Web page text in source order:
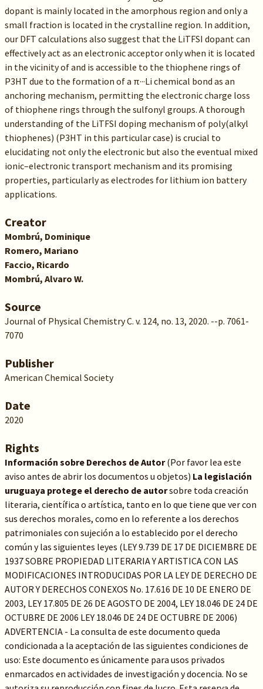
dopant is mainly located in the amorphous region and only a
small fraction is located in the crystalline region. In addition,
our DFT calculations also suggest that the LiTFSI dopant can
effectively act as an electronic acceptor only when it is located
in the vicinity of and is accessible to the thiophene rings of
P3HT due to the formation of a π···Li chemical bond as an
anchoring mechanism, permitting the electronic charge loss
of thiophene rings through the sulfonyl groups. A thorough
understanding of the LiTFSI doping mechanism of poly(alkyl
thiophenes) (P3HT in this particular case) is crucial to
elucidating not only the electronic but also the eventual mixed
ionic–electronic transport mechanism and its promising
properties, particularly as electrodes for lithium ion battery
applications.
Creator
Mombrú, Dominique
Romero, Mariano
Faccio, Ricardo
Mombrú, Alvaro W.
Source
Journal of Physical Chemistry C. v. 124, no. 13, 2020. --p. 7061-
7070
Publisher
American Chemical Society
Date
2020
Rights
Información sobre Derechos de Autor(Por favor lea este
aviso antes de abrir los documentos u objetos) La legislación
uruguaya protege el derecho de autorsobre toda creación
literaria, científica o artística, tanto en lo que tiene que ver con
sus derechos morales, como en lo referente a los derechos
patrimoniales con sujeción a lo establecido por el derecho
común y las siguientes leyes (LEY 9.739 DE 17 DE DICIEMBRE DE
1937 SOBRE PROPIEDAD LITERARIA Y ARTISTICA CON LAS
MODIFICACIONES INTRODUCIDAS POR LA LEY DE DERECHO DE
AUTOR Y DERECHOS CONEXOS No. 17.616 DE 10 DE ENERO DE
2003, LEY 17.805 DE 26 DE AGOSTO DE 2004, LEY 18.046 DE 24 DE
OCTUBRE DE 2006 LEY 18.046 DE 24 DE OCTUBRE DE 2006)
ADVERTENCIA - La consulta de este documento queda
condicionada a la aceptación de las siguientes condiciones de
uso: Este documento es únicamente para usos privados
enmarcados en actividades de investigación y docencia. No se